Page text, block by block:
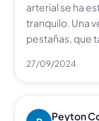
arterial se ha
tranquilo. Una
pestañas, que
27/09/2024
Peyton